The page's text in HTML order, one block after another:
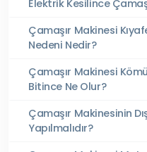
Elektrik Kesilince
Çamaşır Makinesi
Nedeni Nedir?
Çamaşır Makinesi
Bitince Ne Olur?
Çamaşır Makinesinin
Yapılmalıdır?